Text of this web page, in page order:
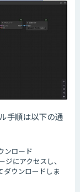
手順は以下の通
ンロード
にアクセスし、
ウンロードしま